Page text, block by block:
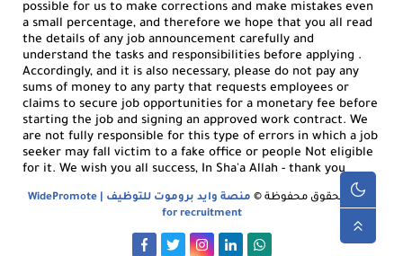
possible for us to make corrections and make mistakes even
a small percentage, and therefore we hope that you all read
the details of any job announcement carefully and
understand the tasks and responsibilities before applying .
Accordingly, and it is also necessary, please do not pay any
sums of money to any party that requests employees or
claims to secure job opportunities for a monetary fee before
starting the job and signing an approved work contract. We
are not fully responsible for this type of errors in which a job
seeker may fall victim to a fake office or people Not eligible
for it. We wish you all success, In Sha'a Allah - thank you
جميع الحقوق محفوظة ©
منصة وايد بروموت للتوظيف | WidePromote
for recruitment